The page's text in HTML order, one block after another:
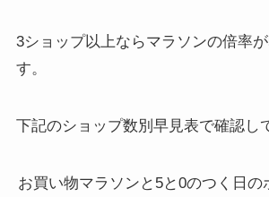
3ショップ以上ならマラソンの倍率
す。
下記のショップ数別早見表で確認し
お買い物マラソンと5と0のつく日の